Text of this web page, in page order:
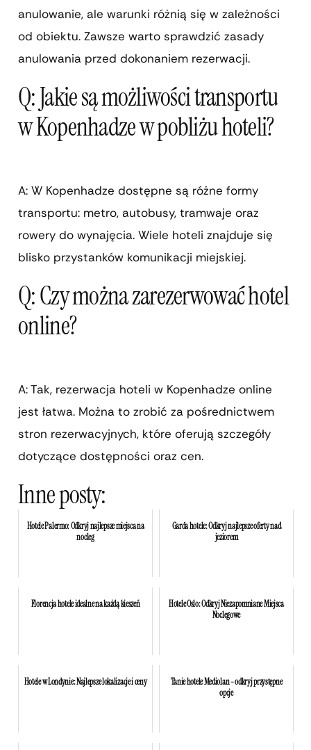
anulowanie, ale warunki różnią się w zależności
od obiektu. Zawsze warto sprawdzić zasady
anulowania przed dokonaniem rezerwacji.
Q: Jakie są możliwości transportu
w Kopenhadze w pobliżu hoteli?
A: W Kopenhadze dostępne są różne formy
transportu: metro, autobusy, tramwaje oraz
rowery do wynajęcia. Wiele hoteli znajduje się
blisko przystanków komunikacji miejskiej.
Q: Czy można zarezerwować hotel
online?
A: Tak, rezerwacja hoteli w Kopenhadze online
jest łatwa. Można to zrobić za pośrednictwem
stron rezerwacyjnych, które oferują szczegóły
dotyczące dostępności oraz cen.
Inne posty:
Hotele Palermo: Odkryj najlepsze miejsca na
nocleg
Garda hotele: Odkryj najlepsze oferty nad
jeziorem
Florencja hotele idealne na każdą kieszeń
Hotele Oslo: Odkryj Niezapomniane Miejsca
Noclegowe
Hotele w Londynie: Najlepsze lokalizacje i ceny
Tanie hotele Mediolan - odkryj przystępne
opcje